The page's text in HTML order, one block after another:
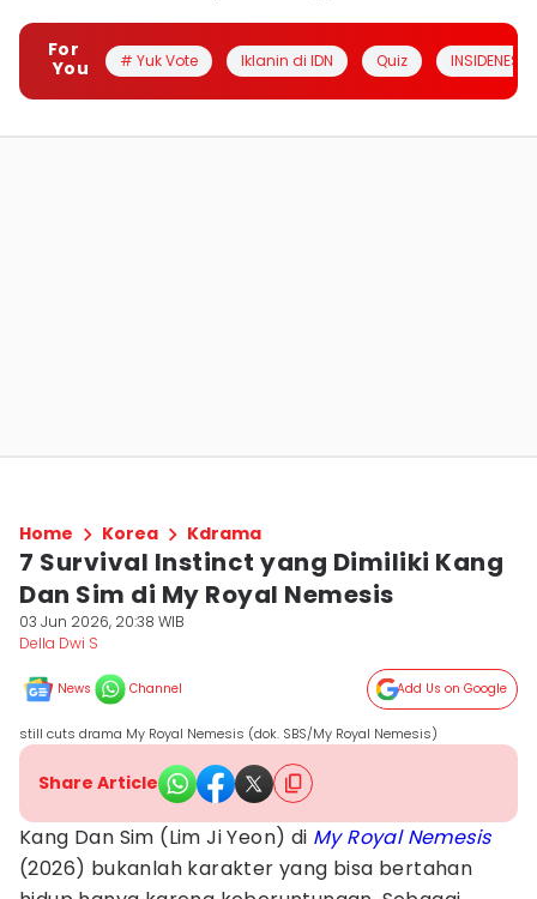
For
You
# Yuk Vote Iklanin di IDN Quiz INSIDENESIA
Home Korea Kdrama
7 Survival Instinct yang Dimiliki Kang
Dan Sim di My Royal Nemesis
03 Jun 2026, 20:38 WIB
Della Dwi S
News Channel Add Us on Google
still cuts drama My Royal Nemesis (dok. SBS/My Royal Nemesis)
Share Article
Kang Dan Sim (Lim Ji Yeon) di My Royal Nemesis
(2026) bukanlah karakter yang bisa bertahan